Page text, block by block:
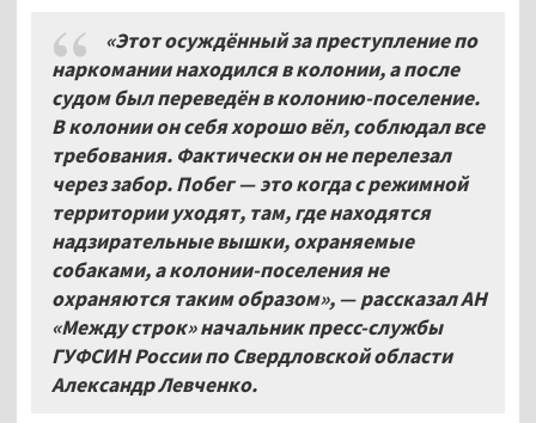
«Этот осуждённый за преступление по
наркомании находился в колонии, а после
судом был переведён в колонию-поселение.
В колонии он себя хорошо вёл, соблюдал все
требования. Фактически он не перелезал
через забор. Побег—это когда с режимной
территории уходят, там, где находятся
надзирательные вышки, охраняемые
собаками, а колонии-поселения не
охраняются таким образом», —рассказал АН
«Между строк» начальник пресс-службы
ГУФСИН России по Свердловской области
Александр Левченко.